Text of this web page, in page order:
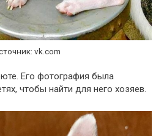
vk.com
Его фотография была
чтобы найти для него хозяев.